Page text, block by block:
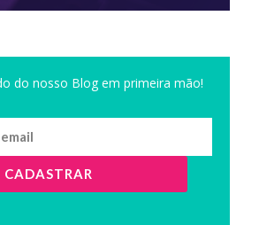
do nosso Blog em primeira mão!
CADASTRAR